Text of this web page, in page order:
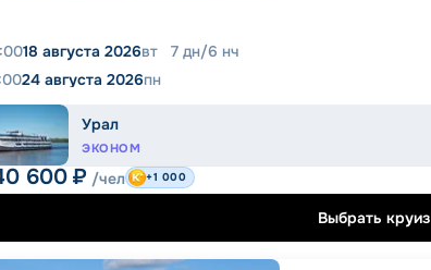
18 августа 2026вт 7 дн/6 нч
24 августа 2026пн
Урал
ЭКОНОМ
600₽ /чел +1 000
Выбрать круиз